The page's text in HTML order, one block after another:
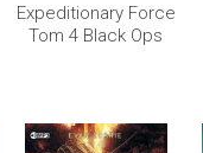
Expeditionary Force
Tom 4 Black Ops